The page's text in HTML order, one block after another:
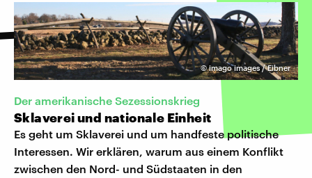
©imago images / Eibner
Der amerikanische Sezessionskrieg
Sklaverei und nationale Einheit
Es geht um Sklaverei und um handfeste politische
Interessen. Wir erklären, warum aus einem Konflikt
zwischen den Nord- und Südstaaten in den